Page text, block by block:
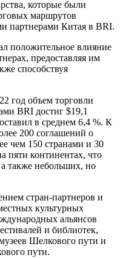
которые были
маршрутов
партнерами Китая в BRI.
положительное влияние
предоставляя им
способствуя
год объем торговли
BRI достиг $19,1
в среднем 6,4 %. К
200 соглашений о
чем 150 странами и 30
пяти континентах, что
также небольших, но
стран-партнеров и
культурных
альянсов
и библиотек,
Шелкового пути и
пути.